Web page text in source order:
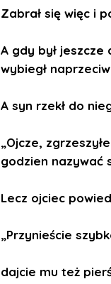
Zabrał się więc i
A gdy był jeszcze
wybiegł
A syn rzekł do
„Ojcze,
godzien nazywać
Lecz ojciec
„Przynieście
dajcie mu też